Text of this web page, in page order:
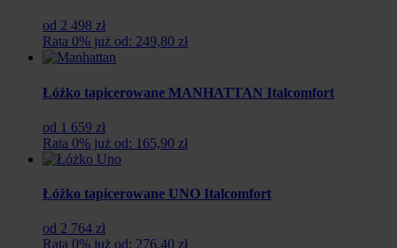
od 2 498 zł
Rata 0% już od: 249,80 zł
Łóżko tapicerowane MANHATTAN Italcomfort
od 1 659 zł
Rata 0% już od: 165,90 zł
Łóżko tapicerowane UNO Italcomfort
od 2 764 zł
Rata 0% już od: 276,40 zł